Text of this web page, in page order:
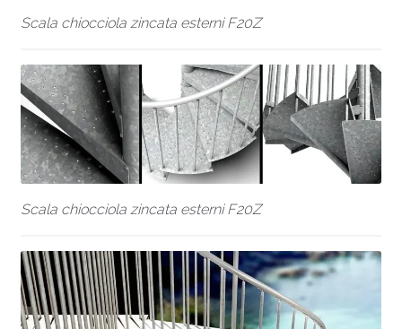
Scala chiocciola zincata esterni F20Z
Scala chiocciola zincata esterni F20Z